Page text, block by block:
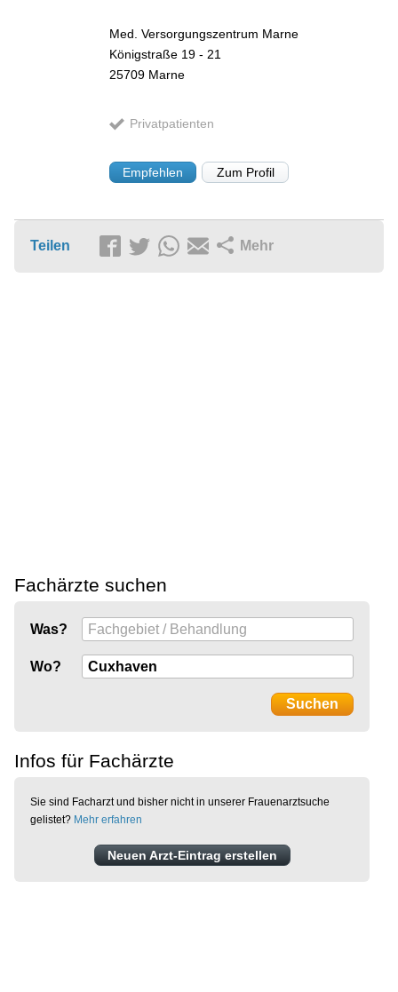
Med. Versorgungszentrum Marne
Königstraße 19 - 21
25709 Marne
Privatpatienten
Empfehlen Zum Profil
Teilen Mehr
Fachärzte suchen
Was?
Wo?
Infos für Fachärzte
Sie sind Facharzt und bisher nicht in unserer Frauenarztsuche
gelistet? Mehr erfahren
Neuen Arzt-Eintrag erstellen